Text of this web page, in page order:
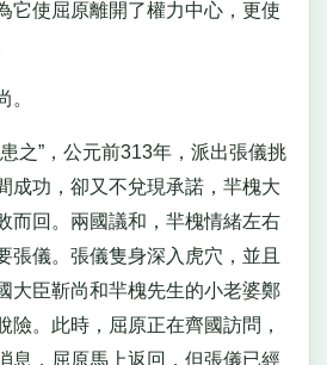
它使屈原離開了權力中心，更使
”，公元前313年，派出張儀挑
成功，卻又不兌現承諾，羋槐大
而回。兩國議和，羋槐情緒左右
張儀。張儀隻身深入虎穴，並且
大臣靳尚和羋槐先生的小老婆鄭
險。此時，屈原正在齊國訪問，
息，屈原馬上返回，但張儀已經